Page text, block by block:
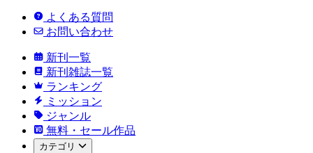
よくある質問
お問い合わせ
新刊一覧
新刊雑誌一覧
ランキング
ミッション
ジャンル
無料・セール作品
カテゴリ